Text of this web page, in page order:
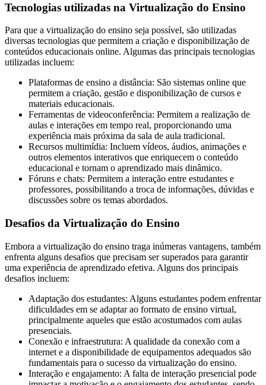
Tecnologias utilizadas na Virtualização do Ensino
Para que a virtualização do ensino seja possível, são utilizadas
diversas tecnologias que permitem a criação e disponibilização de
conteúdos educacionais online. Algumas das principais tecnologias
utilizadas incluem:
Plataformas de ensino a distância: São sistemas online que
permitem a criação, gestão e disponibilização de cursos e
materiais educacionais.
Ferramentas de videoconferência: Permitem a realização de
aulas e interações em tempo real, proporcionando uma
experiência mais próxima da sala de aula tradicional.
Recursos multimídia: Incluem vídeos, áudios, animações e
outros elementos interativos que enriquecem o conteúdo
educacional e tornam o aprendizado mais dinâmico.
Fóruns e chats: Permitem a interação entre estudantes e
professores, possibilitando a troca de informações, dúvidas e
discussões sobre os temas abordados.
Desafios da Virtualização do Ensino
Embora a virtualização do ensino traga inúmeras vantagens, também
enfrenta alguns desafios que precisam ser superados para garantir
uma experiência de aprendizado efetiva. Alguns dos principais
desafios incluem:
Adaptação dos estudantes: Alguns estudantes podem enfrentar
dificuldades em se adaptar ao formato de ensino virtual,
principalmente aqueles que estão acostumados com aulas
presenciais.
Conexão e infraestrutura: A qualidade da conexão com a
internet e a disponibilidade de equipamentos adequados são
fundamentais para o sucesso da virtualização do ensino.
Interação e engajamento: A falta de interação presencial pode